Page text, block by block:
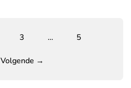
3 … 5
Volgende →